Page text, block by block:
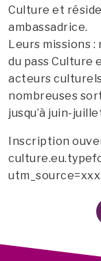
Culture et
ambassadrice.
Leurs missions
du pass Culture
acteurs
nombreuses
jusqu’à juin-
Inscription